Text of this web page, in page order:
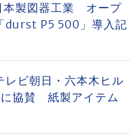
本製図器工業 オープ
durst P5 500」導入記
ビ朝日・六本木ヒル
に協賛 紙製アイテム